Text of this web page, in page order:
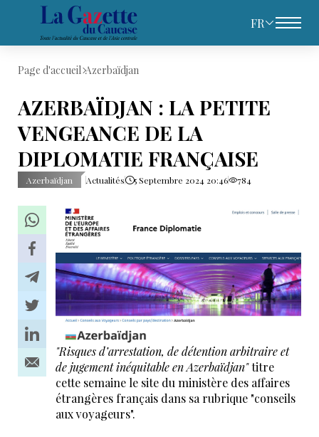
FR
Page d'accueil Azerbaïdjan
AZERBAÏDJAN : LA PETITE
VENGEANCE DE LA
DIPLOMATIE FRANÇAISE
Azerbaïdjan Actualités 5 Septembre 2024 20:46 784
"Risques d’arrestation, de détention arbitraire et
de jugement inéquitable en Azerbaïdjan"titre
cette semaine le site du ministère des affaires
étrangères français dans sa rubrique "conseils
aux voyageurs".